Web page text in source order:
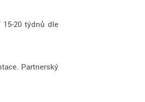
20 týdnů dle
Partnerský